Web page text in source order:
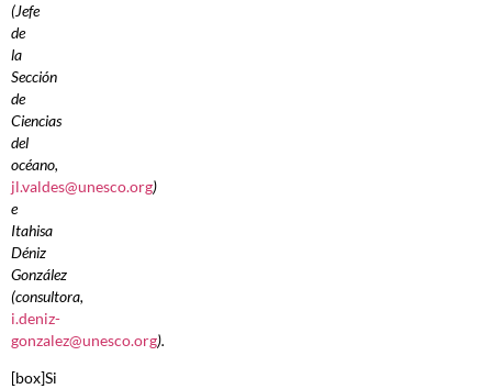
(Jefe
de
la
Sección
de
Ciencias
del
océano,
jl.valdes@unesco.org)
e
Itahisa
Déniz
González
(consultora,
i.deniz-
gonzalez@unesco.org).
[box]Si